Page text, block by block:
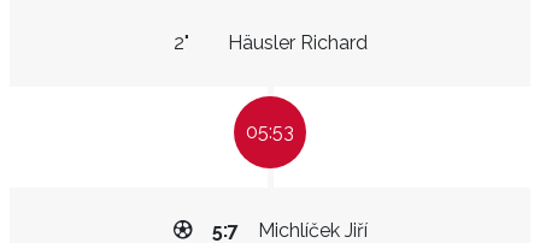
Häusler Richard
2"
05:53
Michlíček Jiří
5:7